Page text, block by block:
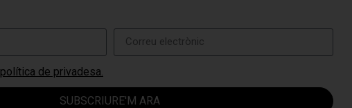
política de privadesa.
SUBSCRIURE'M ARA